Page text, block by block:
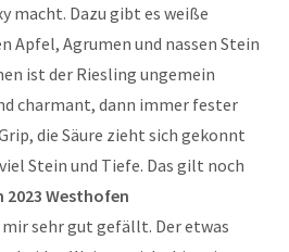
macht. Dazu gibt es weiße
Apfel, Agrumen und nassen Stein
ist der Riesling ungemein
charmant, dann immer fester
die Säure zieht sich gekonnt
Stein und Tiefe. Das gilt noch
Westhofen
mir sehr gut gefällt. Der etwas